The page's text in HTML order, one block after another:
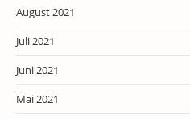
August 2021
Juli 2021
Juni 2021
Mai 2021